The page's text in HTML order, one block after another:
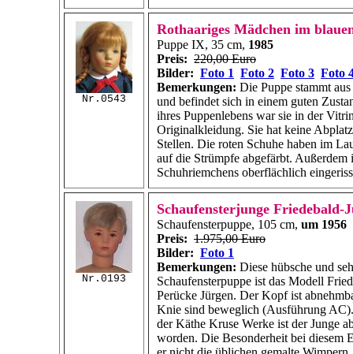
Nr.0543
Rothaariges Mädchen im
Puppe IX, 35 cm, 1985
Preis: 220,00 Euro
Bilder: Foto 1 Foto 2 Foto 3 Foto
Bemerkungen: Die Puppe stammt
und befindet sich in einem guten
ihres Puppenlebens war sie in der
Originalkleidung. Sie hat keine
Stellen. Die roten Schuhe haben im
auf die Strümpfe abgefärbt. Außerdem
Schuhriemchens oberflächlich
Nr.0193
Schaufensterjunge Friedebald-
Schaufensterpuppe, 105 cm, um 1956
Preis: 1.975,00 Euro
Bilder: Foto 1
Bemerkungen: Diese hübsche und
Schaufensterpuppe ist das Modell
Perücke Jürgen. Der Kopf ist
Knie sind beweglich (Ausführung
der Käthe Kruse Werke ist der Junge
worden. Die Besonderheit bei diesem